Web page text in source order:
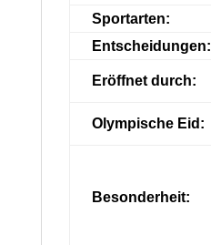
Sportarten:
Entscheidungen:
Eröffnet durch:
Olympische Eid:
Besonderheit: